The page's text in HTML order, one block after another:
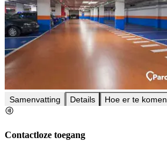
Samenvatting Details Hoe er te komen
Contactloze toegang